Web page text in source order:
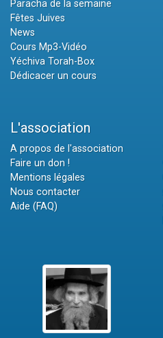
Paracha de la semaine
Fêtes Juives
News
Cours Mp3-Vidéo
Yéchiva Torah-Box
Dédicacer un cours
L'association
A propos de l'association
Faire un don !
Mentions légales
Nous contacter
Aide (FAQ)